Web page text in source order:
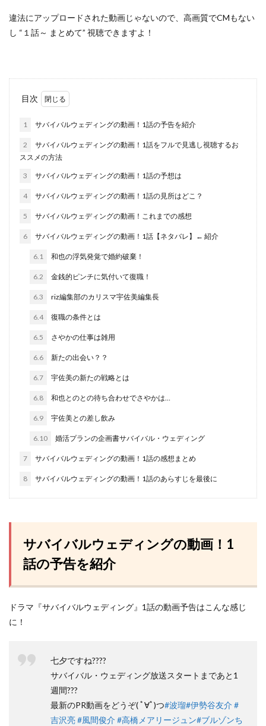
違法にアップロードされた動画じゃないので、高画質でCMもない
し “１話～ まとめて” 視聴できますよ！
目次
1 サバイバルウェディングの動画！1話の予告を紹介
2
サバイバルウェディングの動画！1話をフルで見逃し視聴するお
ススメの方法
3 サバイバルウェディングの動画！1話の予想は
4 サバイバルウェディングの動画！1話の見所はどこ？
5 サバイバルウェディングの動画！これまでの感想
6 サバイバルウェディングの動画！1話【ネタバレ】← 紹介
6.1 和也の浮気発覚で婚約破棄！
6.2 金銭的ピンチに気付いて復職！
6.3 riz編集部のカリスマ宇佐美編集長
6.4 復職の条件とは
6.5 さやかの仕事は雑用
6.6 新たの出会い？？
6.7 宇佐美の新たの戦略とは
6.8 和也とのとの待ち合わせでさやかは…
6.9 宇佐美との差し飲み
6.10 婚活プランの企画書サバイバル・ウェディング
7 サバイバルウェディングの動画！1話の感想まとめ
8 サバイバルウェディングの動画！1話のあらすじを最後に
サバイバルウェディングの動画！1
話の予告を紹介
ドラマ『サバイバルウェディング』1話の動画予告はこんな感じ
に！
七夕ですね????
サバイバル・ウェディング放送スタートまであと1
週間???
最新のPR動画をどうぞ( ﾟ∀ﾟ)つ#波瑠#伊勢谷友介 #
吉沢亮#風間俊介 #高橋メアリージュン#ブルゾンち